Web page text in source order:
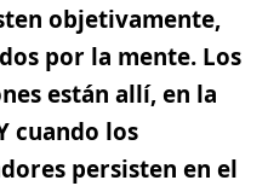
objetivamente,
por la mente. Los
están allí, en la
cuando los
persisten en el